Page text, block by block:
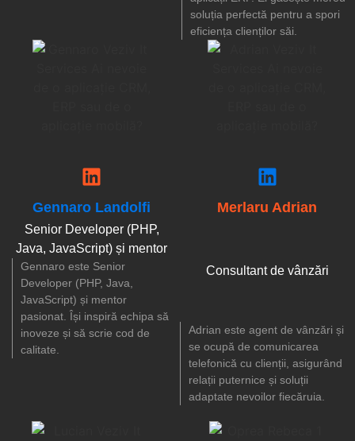
soluția perfectă pentru a spori
eficiența clienților săi.
Gennaro Landolfi
Senior Developer (PHP,
Java, JavaScript) și mentor
Gennaro este Senior
Developer (PHP, Java,
JavaScript) și mentor
pasionat. Își inspiră echipa să
inoveze și să scrie cod de
calitate.
Merlaru Adrian
Consultant de vânzări
Adrian este agent de vânzări și
se ocupă de comunicarea
telefonică cu clienții, asigurând
relații puternice și soluții
adaptate nevoilor fiecăruia.